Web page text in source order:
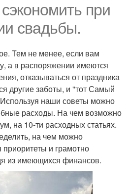
при
свадьбы.
Тем не менее, если вам
а в распоряжении имеются
отказываться от праздника
другие заботы, и "тот Самый
наши советы можно
расходы. На чем возможно
на 10-ти расходных статьях.
на чем можно
приоритеты и грамотно
из имеющихся финансов.